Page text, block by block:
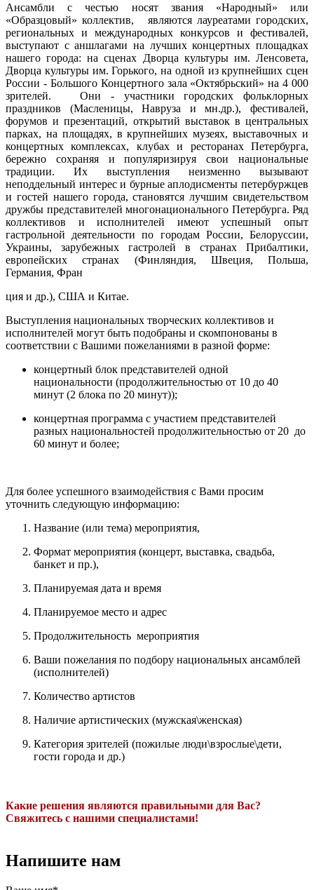
Ансамбли с честью носят звания «Народный» или
«Образцовый» коллектив, являются лауреатами городских,
региональных и международных конкурсов и фестивалей,
выступают с аншлагами на лучших концертных площадках
нашего города: на сценах Дворца культуры им. Ленсовета,
Дворца культуры им. Горького, на одной из крупнейших сцен
России - Большого Концертного зала «Октябрьский» на 4 000
зрителей. Они - участники городских фольклорных
праздников (Масленицы, Навруза и мн.др.), фестивалей,
форумов и презентаций, открытий выставок в центральных
парках, на площадях, в крупнейших музеях, выставочных и
концертных комплексах, клубах и ресторанах Петербурга,
бережно сохраняя и популяризируя свои национальные
традиции. Их выступления неизменно вызывают
неподдельный интерес и бурные аплодисменты петербуржцев
и гостей нашего города, становятся лучшим свидетельством
дружбы представителей многонационального Петербурга. Ряд
коллективов и исполнителей имеют успешный опыт
гастрольной деятельности по городам России, Белоруссии,
Украины, зарубежных гастролей в странах Прибалтики,
европейских странах (Финляндия, Швеция, Польша,
Германия, Фран
ция и др.), США и Китае.
Выступления национальных творческих коллективов и
исполнителей могут быть подобраны и скомпонованы в
соответствии с Вашими пожеланиями в разной форме:
концертный блок представителей одной
национальности (продолжительностью от 10 до 40
минут (2 блока по 20 минут));
концертная программа с участием представителей
разных национальностей продолжительностью от 20 до
60 минут и более;
Для более успешного взаимодействия с Вами просим
уточнить следующую информацию:
Название (или тема) мероприятия,
Формат мероприятия (концерт, выставка, свадьба,
банкет и пр.),
Планируемая дата и время
Планируемое место и адрес
Продолжительность мероприятия
Ваши пожелания по подбору национальных ансамблей
(исполнителей)
Количество артистов
Наличие артистических (мужская\женская)
Категория зрителей (пожилые люди\взрослые\дети,
гости города и др.)
Какие решения являются правильными для Вас?
Свяжитесь с нашими специалистами!
Напишите нам